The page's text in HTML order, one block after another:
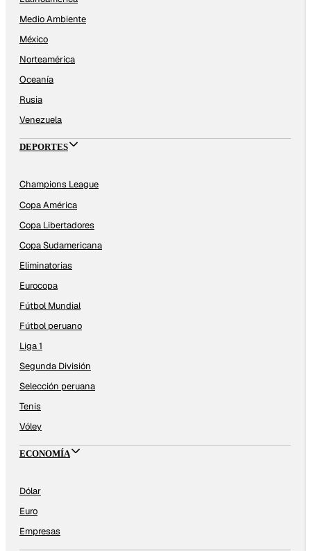
Medio Ambiente
México
Norteamérica
Oceanía
Rusia
Venezuela
DEPORTES
Champions League
Copa América
Copa Libertadores
Copa Sudamericana
Eliminatorias
Eurocopa
Fútbol Mundial
Fútbol peruano
Liga 1
Segunda División
Selección peruana
Tenis
Vóley
ECONOMÍA
Dólar
Euro
Empresas